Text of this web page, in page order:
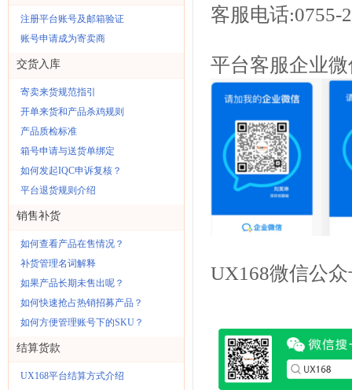
注册平台账号及邮箱验证
账号申请成为寄卖商
交货入库
寄卖来货规范指引
开单来货和产品杀鸡规则
产品质检标准
箱号申请与送货单绑定
如何发起IQC申诉复核？
平台退货规则介绍
销售补货
如何查看产品在售情况？
补货管理名词解释
如果产品长期未售出呢？
如何快速抢占热销招募产品？
如何方便管理账号下的SKU？
结算货款
UX168平台结算方式介绍
客服电话:0755-
平台客服企业
UX168微信公